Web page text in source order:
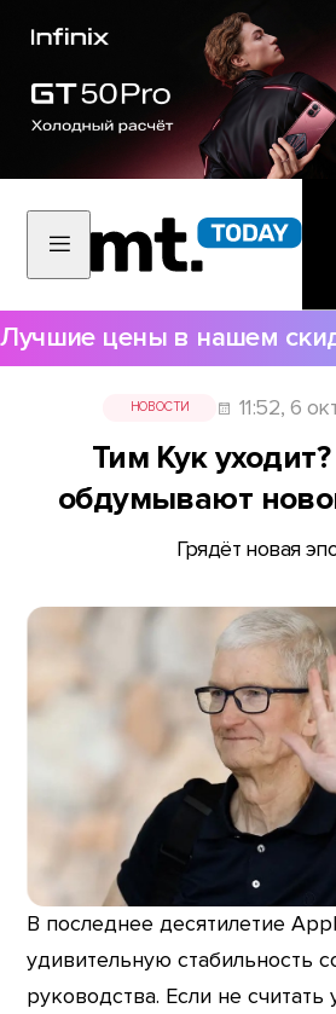
Лучшие цены в нашем
НОВОСТИ 11:52, 6
Тим Кук
обдумывают
Грядёт новая
В последнее десятилетие
удивительную стабильность
руководства. Если не считать